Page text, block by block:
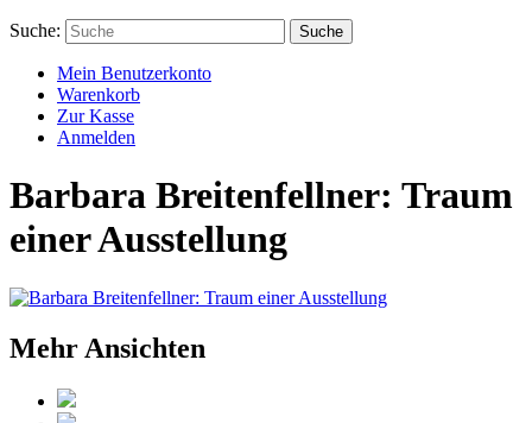
Suche: Suche
Mein Benutzerkonto
Warenkorb
Zur Kasse
Anmelden
Barbara Breitenfellner: Traum
einer Ausstellung
Mehr Ansichten